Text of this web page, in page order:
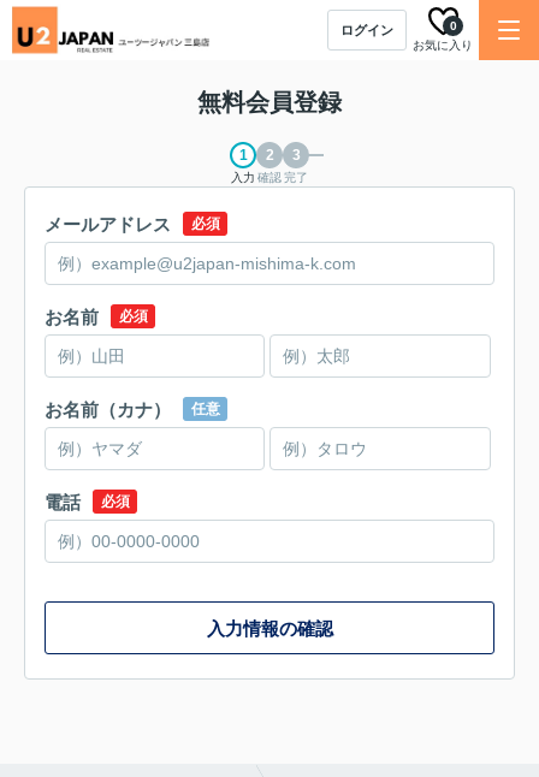
ログイン
お気に入り
0
無料会員登録
入力 確認完了
メールアドレス 必須
お名前 必須
お名前（カナ） 任意
電話 必須
入力情報の確認